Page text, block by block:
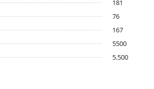
181
76
167
5500
5.500